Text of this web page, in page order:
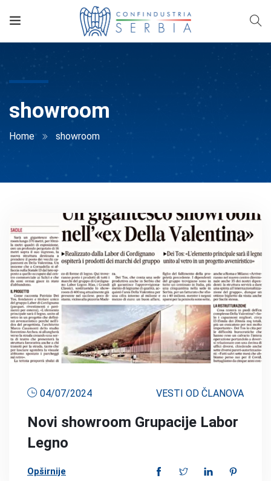
showroom
Home showroom
04/07/2024 VESTI OD ČLANOVA
Novi showroom Grupacije Labor
Legno
Opširnije